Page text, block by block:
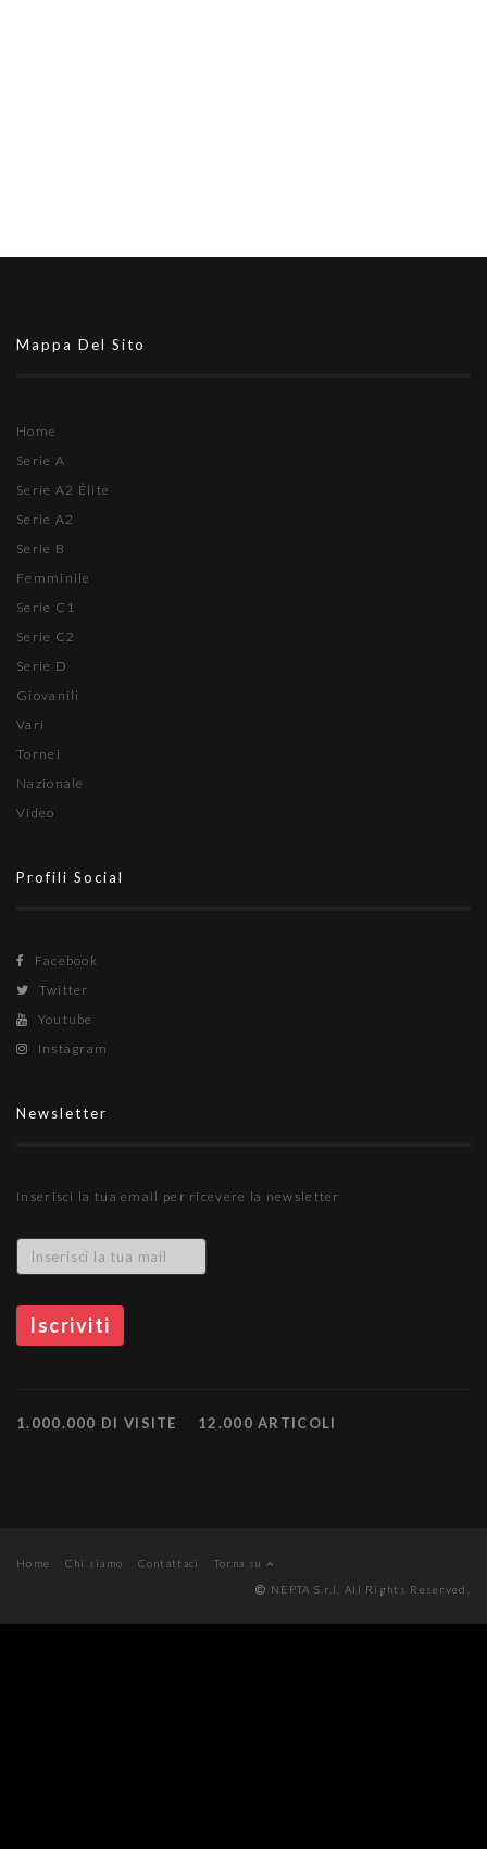
Mappa Del Sito
Home
Serie A
Serie A2 Élite
Serie A2
Serie B
Femminile
Serie C1
Serie C2
Serie D
Giovanili
Vari
Tornei
Nazionale
Video
Profili Social
Facebook
Twitter
Youtube
Instagram
Newsletter
Inserisci la tua email per ricevere la newsletter
1.000.000 DI VISITE 12.000 ARTICOLI
Home Chi siamo Contattaci
Torna su
NEPTA S.r.l. All Rights Reserved.